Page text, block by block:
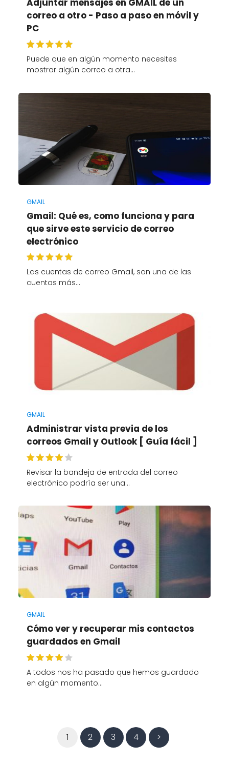
Adjuntar mensajes en GMAIL de un
correo a otro - Paso a paso en móvil y
PC
Puede que en algún momento necesites
mostrar algún correo a otra…
GMAIL
Gmail: Qué es, como funciona y para
que sirve este servicio de correo
electrónico
Las cuentas de correo Gmail, son una de las
cuentas más…
GMAIL
Administrar vista previa de los
correos Gmail y Outlook [ Guía fácil ]
Revisar la bandeja de entrada del correo
electrónico podría ser una…
GMAIL
Cómo ver y recuperar mis contactos
guardados en Gmail
A todos nos ha pasado que hemos guardado
en algún momento…
1 2 3 4 >